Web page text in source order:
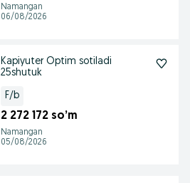
Namangan
06/08/2026
Kapiyuter Optim sotiladi
25shutuk
F/b
2 272 172 so’m
Namangan
05/08/2026